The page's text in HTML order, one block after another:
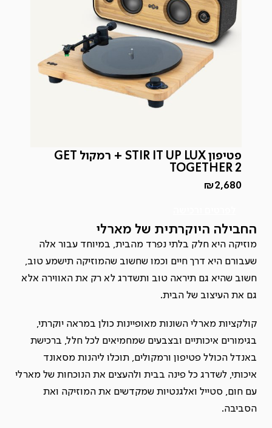
פטיפון STIR IT UP LUX + רמקול GET
TOGETHER 2
₪2,680
החבילה היוקרתית של מארלי
מוזיקה היא חלק בלתי נפרד מהבית, במיוחד עבור אלה
שעבורם היא דרך חיים וכמו שחשוב שהמוזיקה תישמע טוב,
חשוב שהיא גם תיראה טוב ותשדרג לא רק את האווירה אלא
גם את העיצוב של הבית.
קולקציות מארלי השונות מאופיינות כולן במראה יוקרתי,
בגימורים איכותיים ובצבעים שמחמיאים לכל חלל, ברכישת
באנדל הכולל פטיפון ורמקולים, תוכלו ליהנות מסאונד
איכותי, לשדרג כל פינה בבית ולהעצים את הנוכחות של מארלי
עם חום, סטייל ואלגנטיות שמקדשים את המוזיקה ואת
הסביבה.